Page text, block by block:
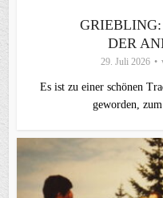
DER
29. Juli 2026
Es ist zu einer schönen
geworden,